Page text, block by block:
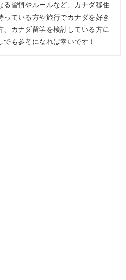
る習慣やルールなど、カナダ移住
っている方や旅行でカナダを好き
、カナダ留学を検討している方に
でも参考になれば幸いです！